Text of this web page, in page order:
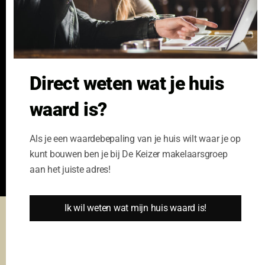
Ibiza Real Estate BDK
NieuwWonenUtrecht
Zuijdplas | De Keizer
Bedrijfsmakelaars
Kennisbank
Direct weten wat je huis
waard is?
Als je een waardebepaling van je huis wilt waar je op
kunt bouwen ben je bij De Keizer makelaarsgroep
aan het juiste adres!
Ik wil weten wat mijn huis waard is!
Deze website gebruikt cookies om u de beste gebruikers ervaring